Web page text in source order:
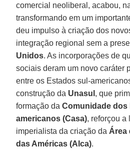
comercial neoliberal, acabou,
transformando em um
deu impulso à criação dos
integração regional sem a
Unidos. As incorporações de
sociais deram um novo caráter
entre os Estados sul-
construção da Unasul , que
formação daComunidade dos
americanos (Casa), reforçou a
imperialista da criação da Área
das Américas (Alca).